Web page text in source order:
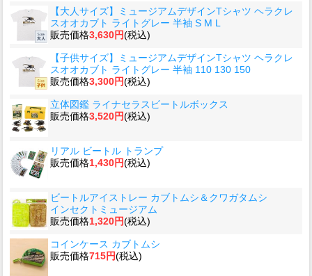
【大人サイズ】ミュージアムデザインTシャツ ヘラクレ
スオオカブト ライトグレー 半袖 S M L
販売価格3,630円(税込)
【子供サイズ】ミュージアムデザインTシャツ ヘラクレ
スオオカブト ライトグレー 半袖 110 130 150
販売価格3,300円(税込)
立体図鑑 ライナセラスビートルボックス
販売価格3,520円(税込)
リアル ビートル トランプ
販売価格1,430円(税込)
ビートルアイストレー カブトムシ＆クワガタムシ
インセクトミュージアム
販売価格1,320円(税込)
コインケース カブトムシ
販売価格715円(税込)